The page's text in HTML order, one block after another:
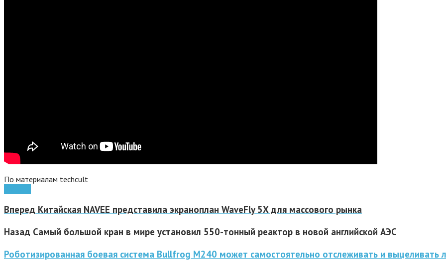
По материалам techcult
Вперед Китайская NAVEE представила экраноплан WaveFly 5X для массового рынка
Назад Самый большой кран в мире установил 550-тонный реактор в новой английской АЭС
Роботизированная боевая система Bullfrog M240 может самостоятельно отслеживать и выцеливать